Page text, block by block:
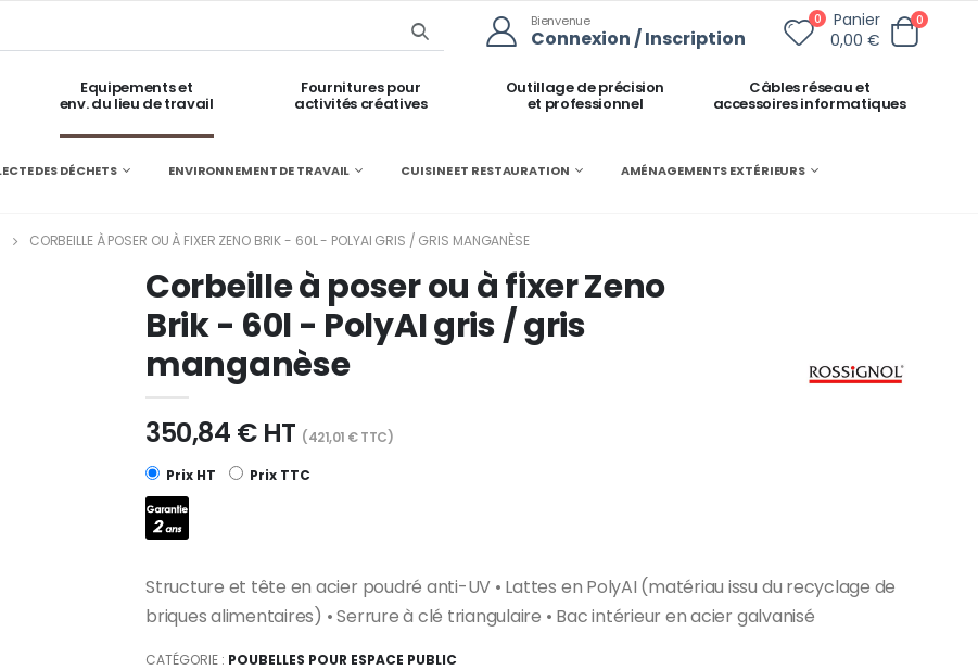
Bienvenue
Connexion / Inscription
0
Panier
0,00 €
0
Equipements et
env. du lieu de travail
Fournitures pour
activités créatives
Outillage de précision
et professionnel
Câbles réseau et
accessoires informatiques
DES DÉCHETS ENVIRONNEMENT DE TRAVAIL CUISINE ET RESTAURATION AMÉNAGEMENTS EXTÉRIEURS
CORBEILLE À POSER OU À FIXER ZENO BRIK - 60L - POLYAI GRIS / GRIS MANGANÈSE
Corbeille à poser ou à fixer Zeno
Brik - 60l - PolyAI gris / gris
manganèse
350,84 € HT (421,01 € TTC)
Prix HT Prix TTC
Structure et tête en acier poudré anti-UV • Lattes en PolyAI (matériau issu du recyclage de
briques alimentaires) • Serrure à clé triangulaire • Bac intérieur en acier galvanisé
CATÉGORIE : POUBELLES POUR ESPACE PUBLIC